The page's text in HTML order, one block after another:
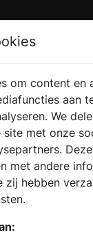
VINDEN
om content en
aan
We
met onze
met andere
hebben